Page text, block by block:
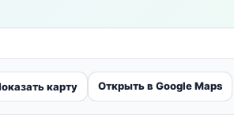
карту Открыть в Google Maps